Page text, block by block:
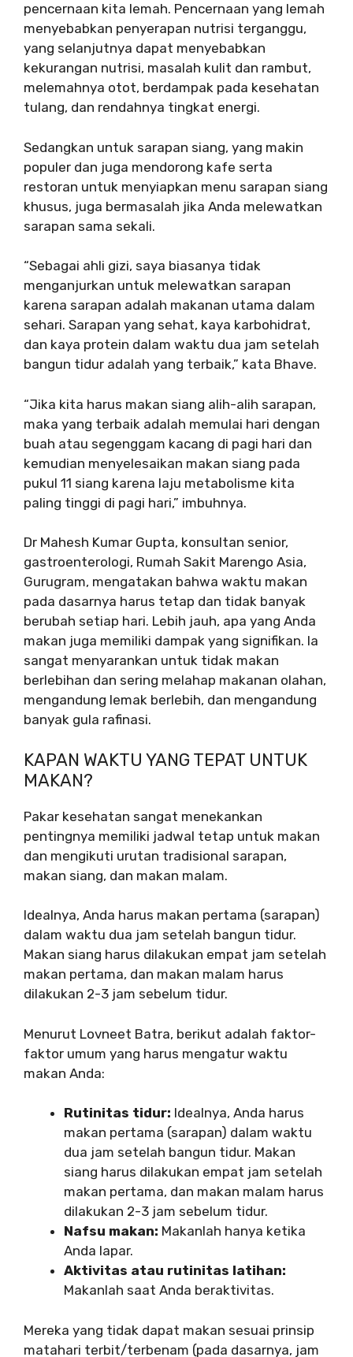
pencernaan kita lemah. Pencernaan yang lemah
menyebabkan penyerapan nutrisi terganggu,
yang selanjutnya dapat menyebabkan
kekurangan nutrisi, masalah kulit dan rambut,
melemahnya otot, berdampak pada kesehatan
tulang, dan rendahnya tingkat energi.
Sedangkan untuk sarapan siang, yang makin
populer dan juga mendorong kafe serta
restoran untuk menyiapkan menu sarapan siang
khusus, juga bermasalah jika Anda melewatkan
sarapan sama sekali.
“Sebagai ahli gizi, saya biasanya tidak
menganjurkan untuk melewatkan sarapan
karena sarapan adalah makanan utama dalam
sehari. Sarapan yang sehat, kaya karbohidrat,
dan kaya protein dalam waktu dua jam setelah
bangun tidur adalah yang terbaik,” kata Bhave.
“Jika kita harus makan siang alih-alih sarapan,
maka yang terbaik adalah memulai hari dengan
buah atau segenggam kacang di pagi hari dan
kemudian menyelesaikan makan siang pada
pukul 11 ​​siang karena laju metabolisme kita
paling tinggi di pagi hari,” imbuhnya.
Dr Mahesh Kumar Gupta, konsultan senior,
gastroenterologi, Rumah Sakit Marengo Asia,
Gurugram, mengatakan bahwa waktu makan
pada dasarnya harus tetap dan tidak banyak
berubah setiap hari. Lebih jauh, apa yang Anda
makan juga memiliki dampak yang signifikan. Ia
sangat menyarankan untuk tidak makan
berlebihan dan sering melahap makanan olahan,
mengandung lemak berlebih, dan mengandung
banyak gula rafinasi.
KAPAN WAKTU YANG TEPAT UNTUK
MAKAN?
Pakar kesehatan sangat menekankan
pentingnya memiliki jadwal tetap untuk makan
dan mengikuti urutan tradisional sarapan,
makan siang, dan makan malam.
Idealnya, Anda harus makan pertama (sarapan)
dalam waktu dua jam setelah bangun tidur.
Makan siang harus dilakukan empat jam setelah
makan pertama, dan makan malam harus
dilakukan 2-3 jam sebelum tidur.
Menurut Lovneet Batra, berikut adalah faktor-
faktor umum yang harus mengatur waktu
makan Anda:
Rutinitas tidur: Idealnya, Anda harus
makan pertama (sarapan) dalam waktu
dua jam setelah bangun tidur. Makan
siang harus dilakukan empat jam setelah
makan pertama, dan makan malam harus
dilakukan 2-3 jam sebelum tidur.
Nafsu makan: Makanlah hanya ketika
Anda lapar.
Aktivitas atau rutinitas latihan:
Makanlah saat Anda beraktivitas.
Mereka yang tidak dapat makan sesuai prinsip
matahari terbit/terbenam (pada dasarnya, jam